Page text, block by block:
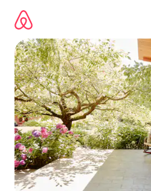
directement
contenu